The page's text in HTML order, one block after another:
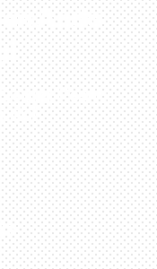
Anda
Resmi